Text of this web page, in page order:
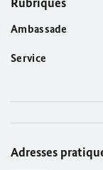
Ambassade
Service
Adresses